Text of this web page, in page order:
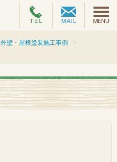
外壁・屋根塗装施工事例